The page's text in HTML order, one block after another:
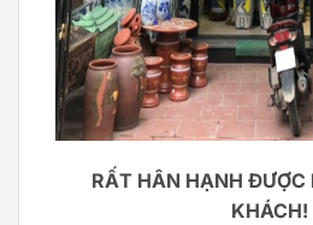
RẤT HÂN HẠNH ĐƯỢC
KHÁCH!